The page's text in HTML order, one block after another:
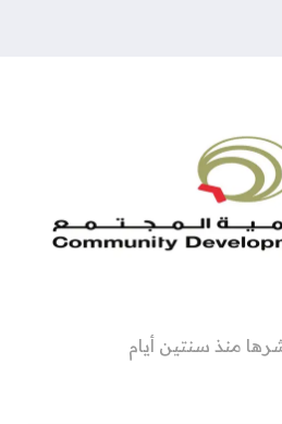
منذ سنتين أيام